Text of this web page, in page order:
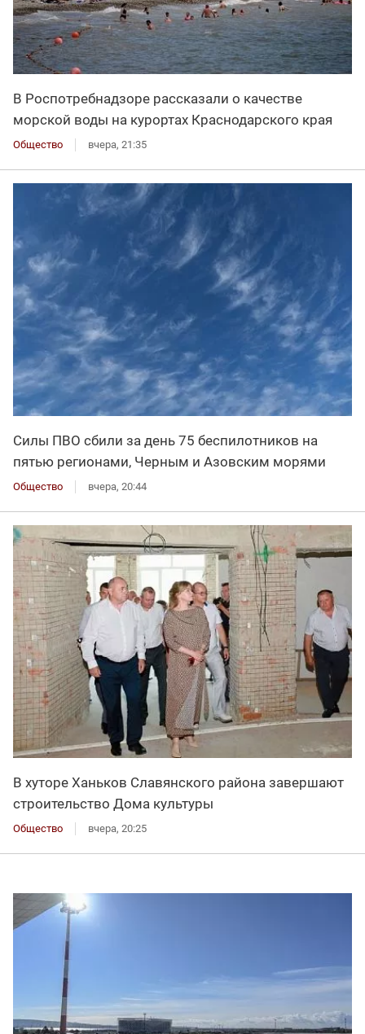
В Роспотребнадзоре рассказали о качестве
морской воды на курортах Краснодарского края
Общество вчера, 21:35
Силы ПВО сбили за день 75 беспилотников на
пятью регионами, Черным и Азовским морями
Общество вчера, 20:44
В хуторе Ханьков Славянского района завершают
строительство Дома культуры
Общество вчера, 20:25